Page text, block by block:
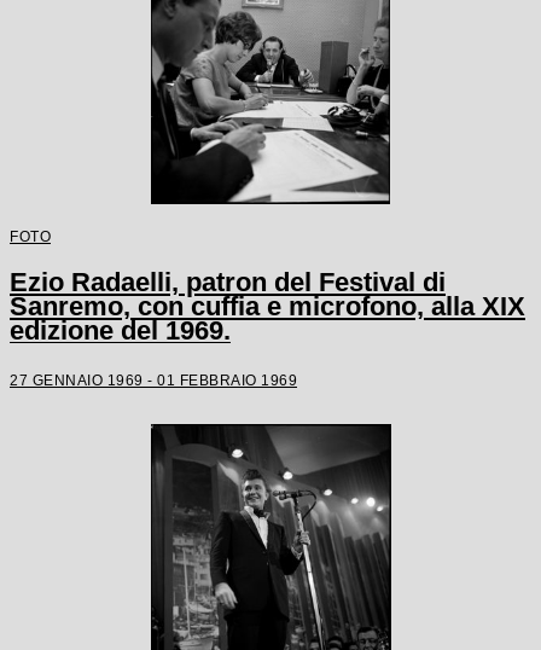
FOTO
Ezio Radaelli, patron del Festival di
Sanremo, con cuffia e microfono, alla XIX
edizione del 1969.
27 GENNAIO 1969 - 01 FEBBRAIO 1969